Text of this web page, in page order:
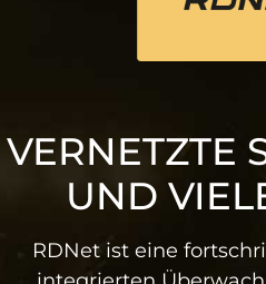
VERNETZTE
UND
RDNet ist eine